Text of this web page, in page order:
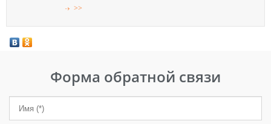
>>
Форма обратной связи